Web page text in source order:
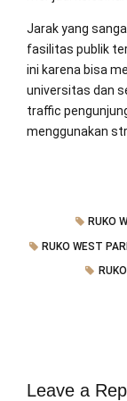
Jarak yang
fasilitas publik
ini karena bisa
universitas dan
traffic
menggunakan
RUKO
RUKO WEST
Leave a